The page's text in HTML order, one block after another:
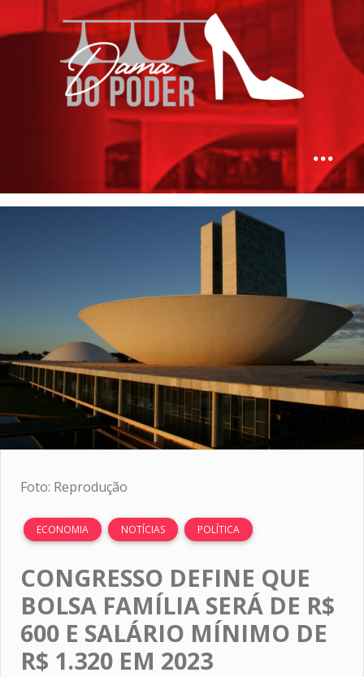
Foto: Reprodução
ECONOMIA NOTÍCIAS POLÍTICA
CONGRESSO DEFINE QUE
BOLSA FAMÍLIA SERÁ DE R$
600 E SALÁRIO MÍNIMO DE
R$ 1.320 EM 2023